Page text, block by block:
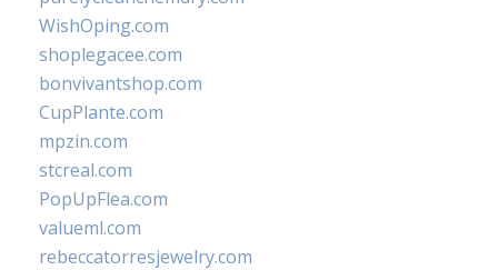
WishOping.com
shoplegacee.com
bonvivantshop.com
CupPlante.com
mpzin.com
stcreal.com
PopUpFlea.com
valueml.com
rebeccatorresjewelry.com